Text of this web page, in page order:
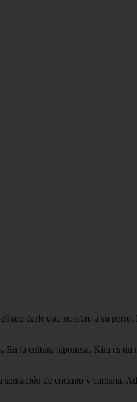
darle este nombre a su
la cultura japonesa, Kira es
de encanto y carisma.